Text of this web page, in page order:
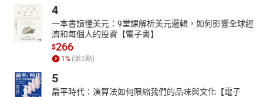
4
一本書讀懂美元：9堂課解析美元邏輯，如何影響全球經
濟和每個人的投資【電子書】
$266
1 % (賺2點)
5
扁平時代：演算法如何限縮我們的品味與文化【電子